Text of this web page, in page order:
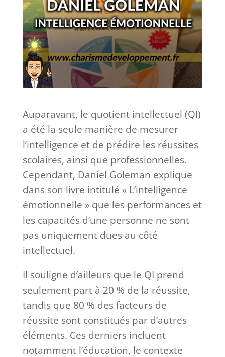
Auparavant, le quotient intellectuel (QI)
a été la seule manière de mesurer
l’intelligence et de prédire les réussites
scolaires, ainsi que professionnelles.
Cependant, Daniel Goleman explique
dans son livre intitulé « L’intelligence
émotionnelle » que les performances et
les capacités d’une personne ne sont
pas uniquement dues au côté
intellectuel.
Il souligne d’ailleurs que le QI prend
seulement part à 20 % de la réussite,
tandis que 80 % des facteurs de
réussite sont constitués par d’autres
éléments. Ces derniers incluent
notamment l’éducation, le contexte